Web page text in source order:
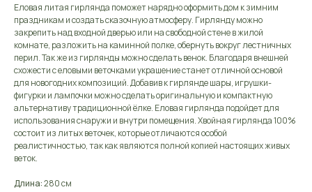
Еловая литая гирлянда поможет нарядно оформить дом к зимним
праздникам и создать сказочную атмосферу. Гирлянду можно
закрепить над входной дверью или на свободной стене в жилой
комнате, разложить на каминной полке, обернуть вокруг лестничных
перил. Так же из гирлянды можно сделать венок. Благодаря внешней
схожести с еловыми веточками украшение станет отличной основой
для новогодних композиций. Добавив к гирлянде шары, игрушки-
фигурки и лампочки можно сделать оригинальную и компактную
альтернативу традиционной ёлке. Еловая гирлянда подойдет для
использования снаружи и внутри помещения. Хвойная гирлянда 100%
состоит из литых веточек, которые отличаются особой
реалистичностью, так как являются полной копией настоящих живых
веток.
Длина:280 см